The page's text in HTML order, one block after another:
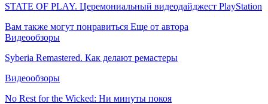
STATE OF PLAY. Церемониальный видеодайджест PlayStation
Вам также могут понравиться Еще от автора
Видеообзоры
Syberia Remastered. Как делают ремастеры
Видеообзоры
No Rest for the Wicked: Ни минуты покоя